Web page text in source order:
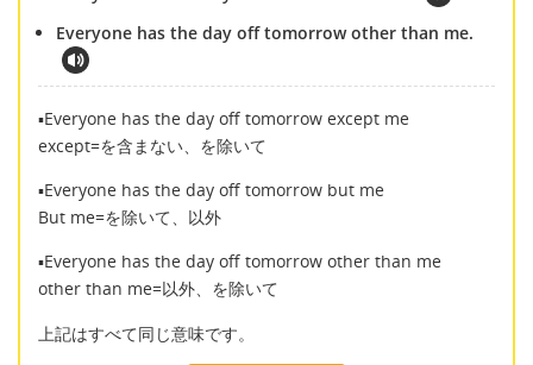
Everyone has the day off tomorrow other than me.
▪Everyone has the day off tomorrow except me
except=を含まない、を除いて
▪Everyone has the day off tomorrow but me
But me=を除いて、以外
▪Everyone has the day off tomorrow other than me
other than me=以外、を除いて
上記はすべて同じ意味です。